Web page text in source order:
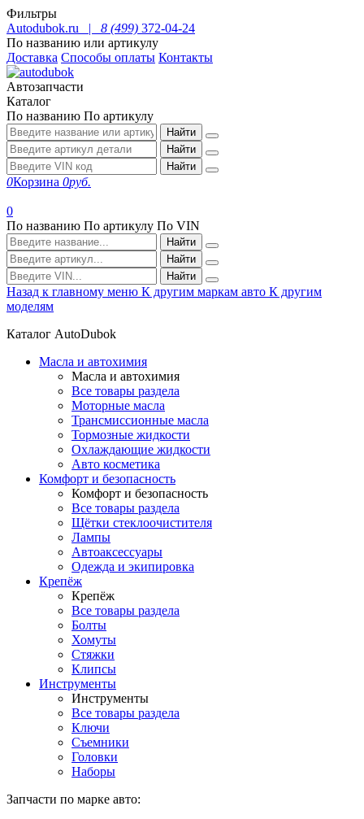
Фильтры
Autodubok.ru |
8 (499) 372-04-24
По названию или артикулу
Доставка Способы оплаты Контакты
Автозапчасти
Каталог
По названию По артикулу
Найти
Найти
Найти
0Корзина 0руб.
0
По названию По артикулу По VIN
Найти
Найти
Найти
Назад к главному меню К другим маркам авто К другим
моделям
Каталог AutoDubok
Масла и автохимия
Масла и автохимия
Все товары раздела
Моторные масла
Трансмиссионные масла
Тормозные жидкости
Охлаждающие жидкости
Авто косметика
Комфорт и безопасность
Комфорт и безопасность
Все товары раздела
Щётки стеклоочистителя
Лампы
Автоаксессуары
Одежда и экипировка
Крепёж
Крепёж
Все товары раздела
Болты
Хомуты
Стяжки
Клипсы
Инструменты
Инструменты
Все товары раздела
Ключи
Съемники
Головки
Наборы
Запчасти по марке авто: